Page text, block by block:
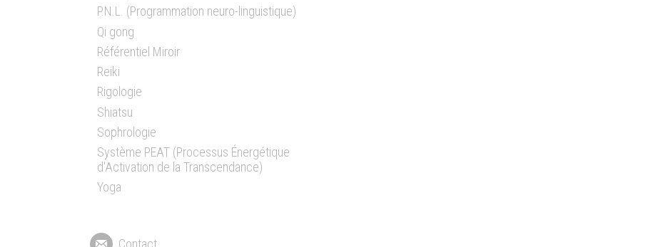
P.N.L. (Programmation neuro-linguistique)
Qi gong
Référentiel Miroir
Reiki
Rigologie
Shiatsu
Sophrologie
Système PEAT (Processus Énergétique
d'Activation de la Transcendance)
Yoga
Contact